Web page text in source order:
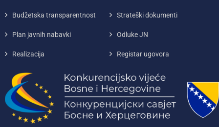
Budžetska transparentnost Strateški dokumenti
Plan javnih nabavki Odluke JN
Realizacija Registar ugovora